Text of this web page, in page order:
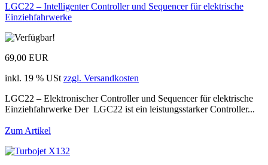
LGC22 – Intelligenter Controller und Sequencer für elektrische
Einziehfahrwerke
69,00 EUR
inkl. 19 % USt zzgl. Versandkosten
LGC22 – Elektronischer Controller und Sequencer für elektrische
Einziehfahrwerke Der LGC22 ist ein leistungsstarker Controller...
Zum Artikel